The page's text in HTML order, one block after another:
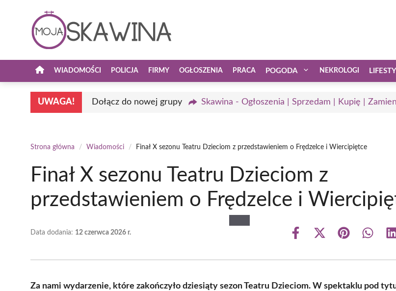
WIADOMOŚCI POLICJA FIRMY OGŁOSZENIA PRACA POGODA NEKROLOGI
UWAGA! Dołącz do nowej grupy Skawina - Ogłoszenia | Sprzedam | Kupię |
Strona główna / Wiadomości / Finał X sezonu Teatru Dzieciom z przedstawieniem o Frędzelce i Wiercipiętce
Finał X sezonu Teatru Dzieciom z
przedstawieniem o Frędzelce i
Data dodania: 12 czerwca 2026 r.
Share
Share
(Twitter)
Share Share
Za nami wydarzenie, które zakończyło dziesiąty sezon Teatru Dzieciom. W spektaklu pod